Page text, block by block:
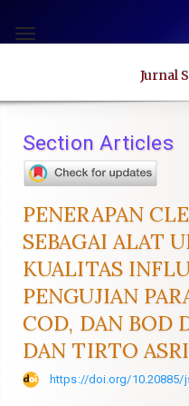
jump
content
Navigation
Main
Sidebar
Toggle
Jurnal
Section Articles
PENERAPAN
SEBAGAI ALAT
KUALITAS
PENGUJIAN
COD, DAN BOD
DAN TIRTO ASRI
https://doi.org/10.20885/